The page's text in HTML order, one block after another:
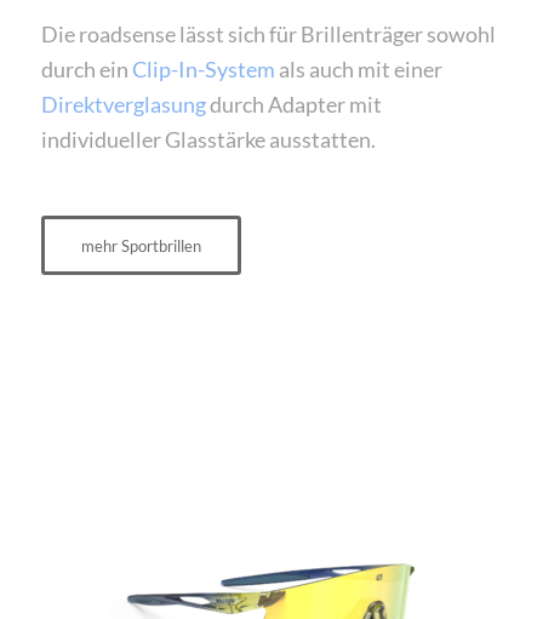
Die roadsense lässt sich für Brillenträger sowohl
durch ein Clip-In-System als auch mit einer
Direktverglasungdurch Adapter mit
individueller Glasstärke ausstatten.
mehr Sportbrillen